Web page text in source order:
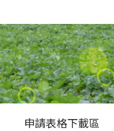
申請表格下載區